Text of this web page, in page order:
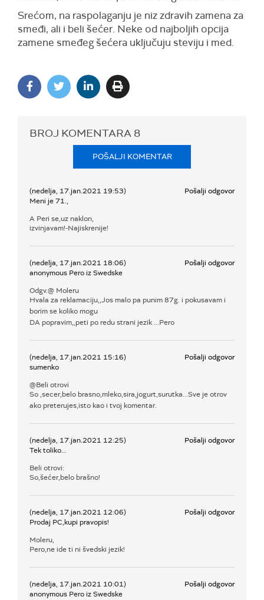
Srećom, na raspolaganju je niz zdravih zamena za
smeđi, ali i beli šećer. Neke od najboljih opcija
zamene smeđeg šećera uključuju steviju i med.
BROJ KOMENTARA 8
POŠALJI KOMENTAR
(nedelja, 17.jan.2021 19:53)
Meni je 71.,
Pošalji odgovor
A Peri se,uz naklon,
izvinjavam!-Najiskrenije!
(nedelja, 17.jan.2021 18:06)
anonymous Pero iz Swedske
Pošalji odgovor
Odgv.@ Moleru
Hvala za reklamaciju,,Jos malo pa punim 87g. i pokusavam i
borim se koliko mogu
DA popravim,,peti po redu strani jezik ...Pero
(nedelja, 17.jan.2021 15:16)
sumenko
Pošalji odgovor
@Beli otrovi
So ,secer,belo brasno,mleko,sira,jogurt,surutka...Sve je otrov
ako preterujes,isto kao i tvoj komentar.
(nedelja, 17.jan.2021 12:25)
Tek toliko...
Pošalji odgovor
Beli otrovi:
So,šećer,belo brašno!
(nedelja, 17.jan.2021 12:06)
Prodaj PC,kupi pravopis!
Pošalji odgovor
Moleru,
Pero,ne ide ti ni švedski jezik!
(nedelja, 17.jan.2021 10:01)
anonymous Pero iz Swedske
Pošalji odgovor